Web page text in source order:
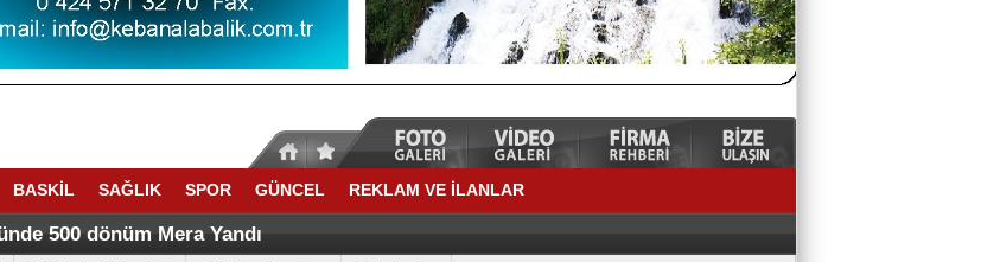
BASKİL SAĞLIK SPOR GÜNCEL REKLAM VE İLANLAR
TARİH YAZDI
Kuran Kursunda Trafik Eğitimi verdi
500 dönüm Mera Yandı